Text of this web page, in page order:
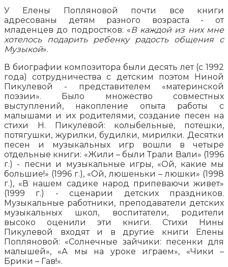
У Елены Попляновой почти все книги
адресованы детям разного возраста - от
младенцев до подростков: «В каждой из них мне
хотелось подарить ребенку радость общения с
Музыкой».
В биографии композитора были десять лет (с 1992
года) сотрудничества с детским поэтом Ниной
Пикулевой - представителем «материнской
поэзии». Было множество совместных
выступлений, накопление опыта работы с
малышами и их родителями, создание песен на
стихи Н. Пикулевой: колыбельные, потешки,
потягушки, журилки, будилки, мирилки. Десятки
песен и музыкальных игр вошли в четыре
отдельные книги: «Жили – были Трали Вали» (1996
г.) - песни и музыкальные игры, «Ой, какие мы
большие!» (1996 г.), «Ой, люшеньки – люшки» (1998
г.), «В нашем садике народ припеваючи живет»
(1999 г.) - сценарии детских праздников.
Музыкальные работники, преподаватели детских
музыкальных школ, воспитатели, родители
высоко оценили эти книги. Стихи Нины
Пикулевой входят и в другие книги Елены
Попляновой: «Солнечные зайчики: песенки для
малышей», «А мы на уроке играем», «Чики –
Брики – Гав!».